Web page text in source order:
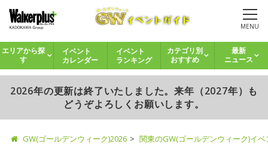
MENU
エリアから探
す
イベント
カレンダー
イベント
ランキング
カテゴリ別
おすすめ
最新
ニュース
2026年の更新は終了いたしました。来年（2027年）も
どうぞよろしくお願いします。
GW(ゴールデンウィーク)2026 関東のGW(ゴールデンウィーク)イ